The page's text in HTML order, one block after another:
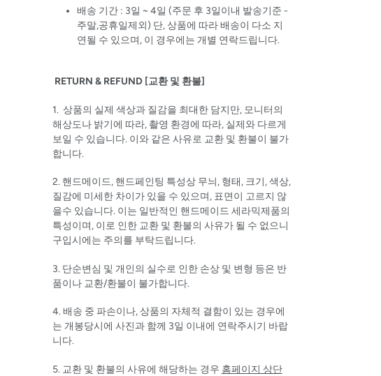
배송 기간 : 3일 ~ 4일 (주문 후 3일이내 발송기준 -
주말,공휴일제외) 단, 상품에 따라 배송이 다소 지
연될 수 있으며, 이 경우에는 개별 연락드립니다.
RETURN & REFUND [교환 및 환불]
1. 상품의 실제 색상과 질감을 최대한 담지만, 모니터의
해상도나 밝기에 따라, 촬영 환경에 따라, 실제와 다르게
보일 수 있습니다. 이와 같은 사유로 교환 및 환불이 불가
합니다.
2. 핸드메이드, 핸드페인팅 특성상 무늬, 형태, 크기, 색상,
질감에 미세한 차이가 있을 수 있으며,표면이 고르지 않
을수 있습니다. 이는 일반적인 핸드메이드 세라믹제품의
특성이며, 이로 인한 교환 및 환불의 사유가 될 수 없으니
구입시에는 주의를 부탁드립니다.
3. 단순변심 및 개인의 실수로 인한 손상 및 변형 등은 반
품이나 교환/환불이 불가합니다.
4. 배송 중 파손이나, 상품의 자체적 결함이 있는 경우에
는 개봉당시에 사진과 함께 3일 이내에 연락주시기 바랍
니다.
5. 교환 및 환불의 사유에 해당하는 경우 홈페이지 상단